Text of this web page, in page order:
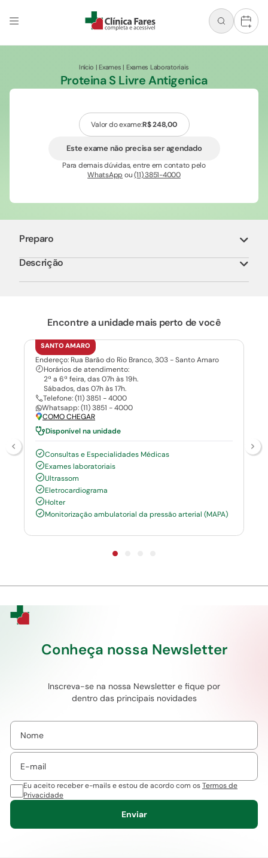
+
Início |Exames | Exames Laboratoriais
Proteina S Livre Antigenica
Valor do exame:R$ 248,00
Este exame não precisa ser agendado
Para demais dúvidas, entre em contato pelo
WhatsApp ou(11) 3851-4000
Preparo
Descrição
Encontre a unidade mais perto de você
SANTO AMARO
Endereço: Rua Barão do Rio Branco, 303 - Santo Amaro
Horários de atendimento:
2ª a 6ª feira, das 07h às 19h.
Sábados, das 07h às 17h.
Telefone: (11) 3851 - 4000
Whatsapp: (11) 3851 - 4000
COMO CHEGAR
Disponível na unidade
Consultas e Especialidades Médicas
Exames laboratoriais
Ultrassom
Eletrocardiograma
Holter
Monitorização ambulatorial da pressão arterial (MAPA)
Conheça nossa Newsletter
Inscreva-se na nossa Newsletter e fique por
dentro das principais novidades
Eu aceito receber e-mails e estou de acordo com osTermos de
Privacidade
Enviar